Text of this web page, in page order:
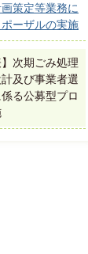
策定等業務に
ーザルの実施
】次期ごみ処理
及び事業者選
る公募型プロ